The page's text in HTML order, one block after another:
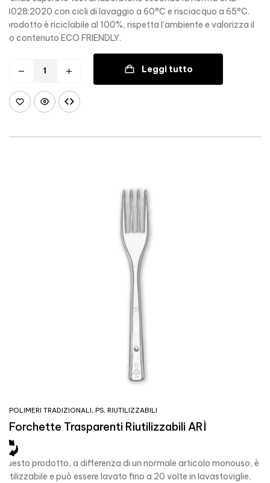
53028:2020 con cicli di lavaggio a 60°C e risciacquo a 65°C.
Il prodotto è riciclabile al 100%, rispetta l’ambiente e valorizza il
suo contenuto ECO FRIENDLY.
Leggi tutto
POLIMERI TRADIZIONALI, PS, RIUTILIZZABILI
Forchette Trasparenti Riutilizzabili ARÌ
Questo prodotto, a differenza di un normale articolo monouso, è
riutilizzabile e può essere lavato fino a 20 volte in lavastoviglie,